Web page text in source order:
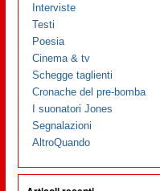
Interviste
Testi
Poesia
Cinema & tv
Schegge taglienti
Cronache del pre-bomba
I suonatori Jones
Segnalazioni
AltroQuando